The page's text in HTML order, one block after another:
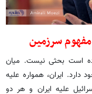
سرزمین
است بحثی نیست. میان
دارد. ایران، همواره علیه
علیه ایران و هر دو